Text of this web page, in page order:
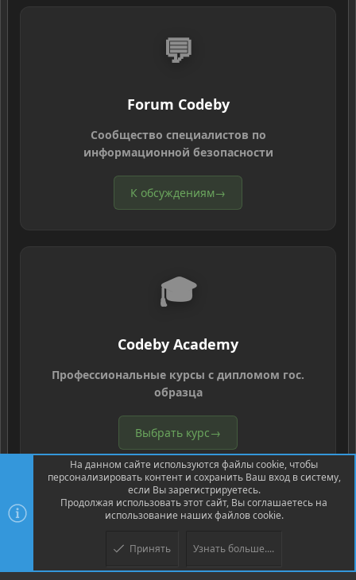
💬
Forum Codeby
Сообщество специалистов по
информационной безопасности
К обсуждениям→
🎓
Codeby Academy
Профессиональные курсы с дипломом гос.
образца
Выбрать курс→
На данном сайте используются файлы cookie, чтобы
персонализировать контент и сохранить Ваш вход в систему,
если Вы зарегистрируетесь.
Продолжая использовать этот сайт, Вы соглашаетесь на
использование наших файлов cookie.
Принять Узнать больше....